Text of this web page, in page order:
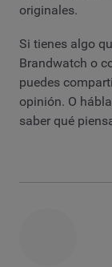
originales.
Si tienes algo
Brandwatch o
puedes
opinión. O
saber qué